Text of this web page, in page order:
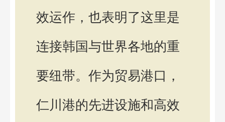
效运作，也表明了这里是
连接韩国与世界各地的重
要纽带。作为贸易港口，
仁川港的先进设施和高效